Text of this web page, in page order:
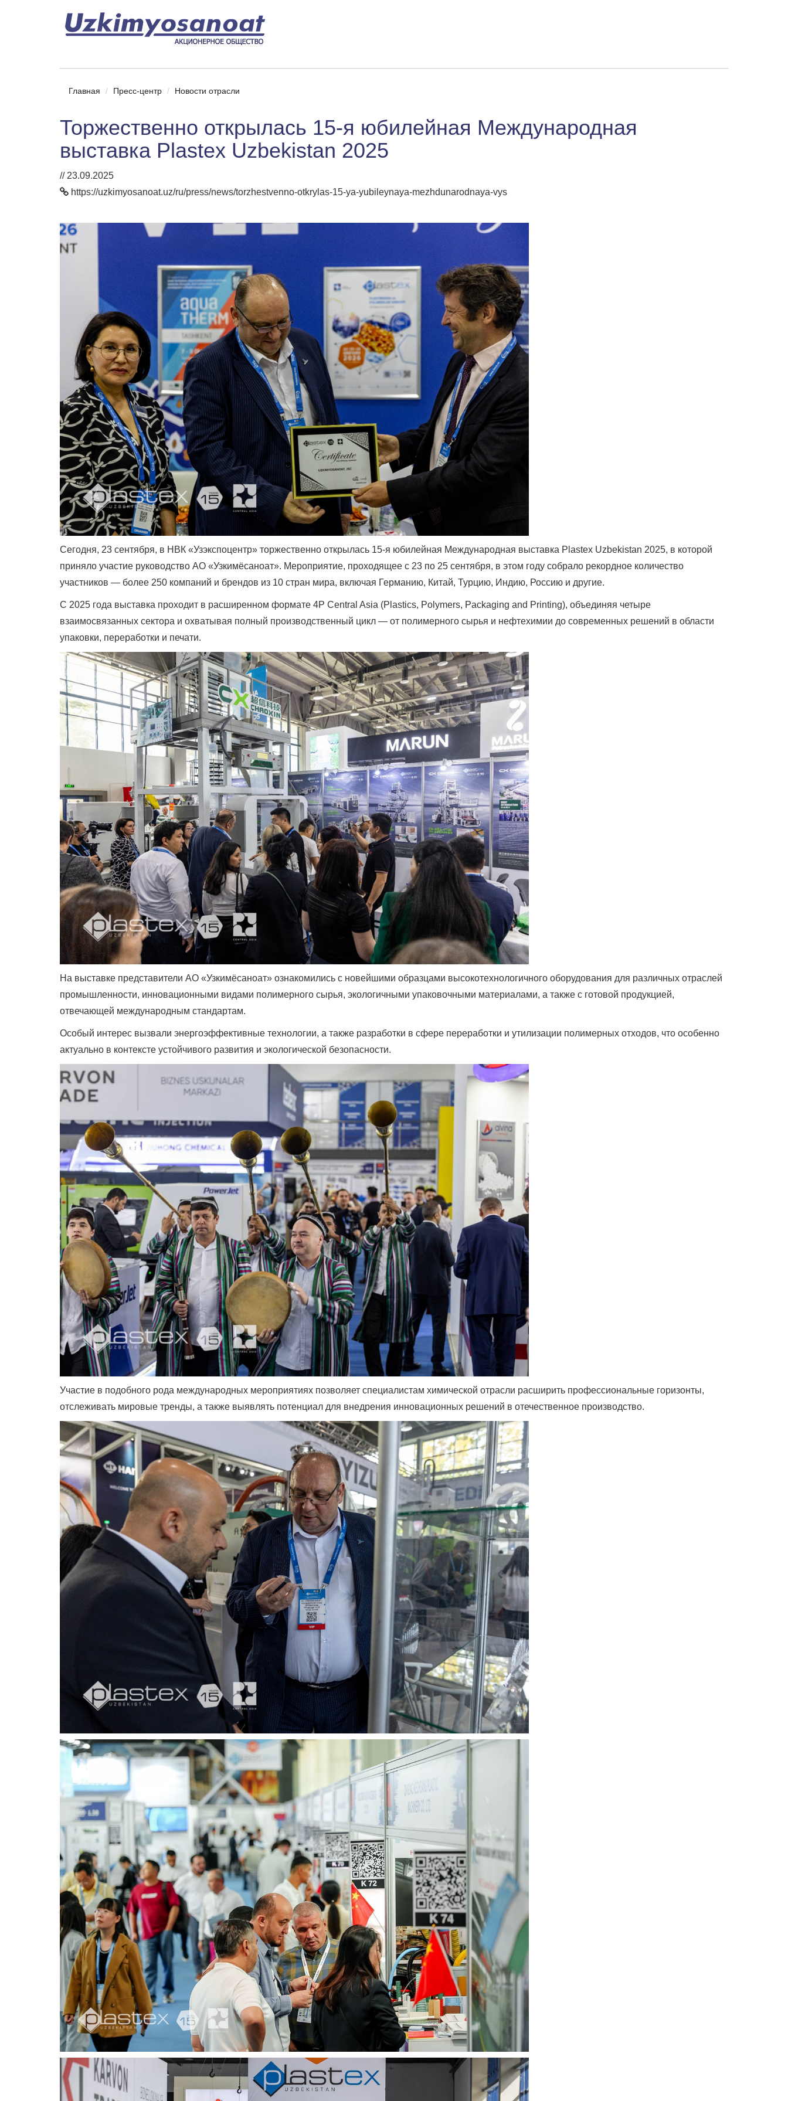
Главная Пресс-центр Новости отрасли
Торжественно открылась 15-я юбилейная Международная
выставка Plastex Uzbekistan 2025
// 23.09.2025
https://uzkimyosanoat.uz/ru/press/news/torzhestvenno-otkrylas-15-ya-yubileynaya-mezhdunarodnaya-vys
Сегодня, 23 сентября, в НВК «Узэкспоцентр» торжественно открылась 15-я юбилейная Международная выставка Plastex Uzbekistan 2025, в которой
приняло участие руководство АО «Узкимёсаноат». Мероприятие, проходящее с 23 по 25 сентября, в этом году собрало рекордное количество
участников — более 250 компаний и брендов из 10 стран мира, включая Германию, Китай, Турцию, Индию, Россию и другие.
С 2025 года выставка проходит в расширенном формате 4P Central Asia (Plastics, Polymers, Packaging and Printing), объединяя четыре
взаимосвязанных сектора и охватывая полный производственный цикл — от полимерного сырья и нефтехимии до современных решений в области
упаковки, переработки и печати.
На выставке представители АО «Узкимёсаноат» ознакомились с новейшими образцами высокотехнологичного оборудования для различных отраслей
промышленности, инновационными видами полимерного сырья, экологичными упаковочными материалами, а также с готовой продукцией,
отвечающей международным стандартам.
Особый интерес вызвали энергоэффективные технологии, а также разработки в сфере переработки и утилизации полимерных отходов, что особенно
актуально в контексте устойчивого развития и экологической безопасности.
Участие в подобного рода международных мероприятиях позволяет специалистам химической отрасли расширить профессиональные горизонты,
отслеживать мировые тренды, а также выявлять потенциал для внедрения инновационных решений в отечественное производство.